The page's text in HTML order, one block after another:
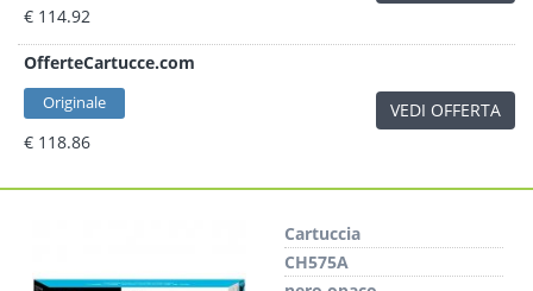
€ 114.92
OfferteCartucce.com
Originale
€ 118.86
VEDI OFFERTA
Cartuccia
CH575A